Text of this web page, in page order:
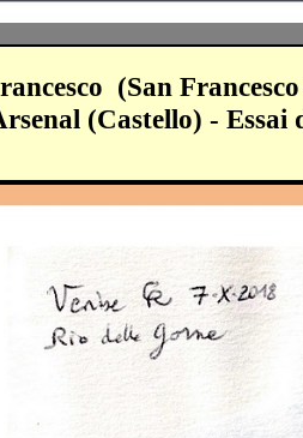
(San
(Castello) - Essai